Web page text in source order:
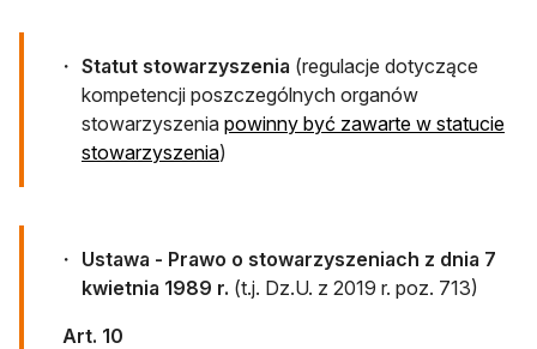
Statut stowarzyszenia (regulacje dotyczące
kompetencji poszczególnych organów
stowarzyszenia powinny być zawarte w statucie
stowarzyszenia)
Ustawa - Prawo o stowarzyszeniach z dnia 7
kwietnia 1989 r. (t.j. Dz.U. z 2019 r. poz. 713)
Art. 10